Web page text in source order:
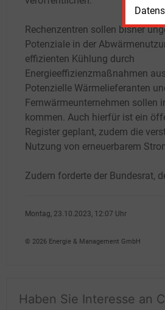
Rechenzentren sollen bisher
Potenziale in der
effizienten Kühlung durch
Energieeffizienzmaßnahmen
Potenzielle Wärmelieferanten
Fernwärmeunternehmen sollen
kommen. Auch hierfür ist ein
Register geplant, zudem die
Nutzung von erneuerbarem
Zudem forderte der Bundesrat,
Montag, 23.10.2023, 12:07 Uhr
© 2026 Energie & Management GmbH
Haben Sie Interesse an